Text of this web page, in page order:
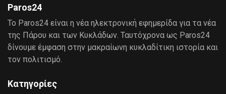
Paros24
Το Paros24 είναι η νέα ηλεκτρονική εφημερίδα για τα νέα
της Πάρου και των Κυκλάδων. Ταυτόχρονα ως Paros24
δίνουμε έμφαση στην μακραίωνη κυκλαδίτικη ιστορία και
τον πολιτισμό.
Κατηγορίες